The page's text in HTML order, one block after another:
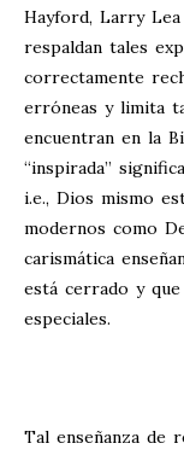
Hayford, Larry Lea
respaldan tales
correctamente
erróneas y limita
encuentran en la
“inspirada”
i.e., Dios mismo
modernos como
carismática
está cerrado y
especiales.
Tal enseñanza de